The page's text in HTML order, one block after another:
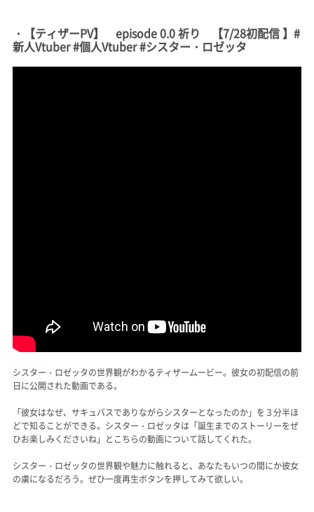
・【ティザーPV】 episode 0.0 祈り 【7/28初配信 】#
新人Vtuber #個人Vtuber #シスター・ロゼッタ
シスター・ロゼッタの世界観がわかるティザームービー。彼女の初配信の前
日に公開された動画である。
「彼女はなぜ、サキュバスでありながらシスターとなったのか」を３分半ほ
どで知ることができる。シスター・ロゼッタは「誕生までのストーリーをぜ
ひお楽しみくださいね」とこちらの動画について話してくれた。
シスター・ロゼッタの世界観や魅力に触れると、あなたもいつの間にか彼女
の虜になるだろう。ぜひ一度再生ボタンを押してみて欲しい。